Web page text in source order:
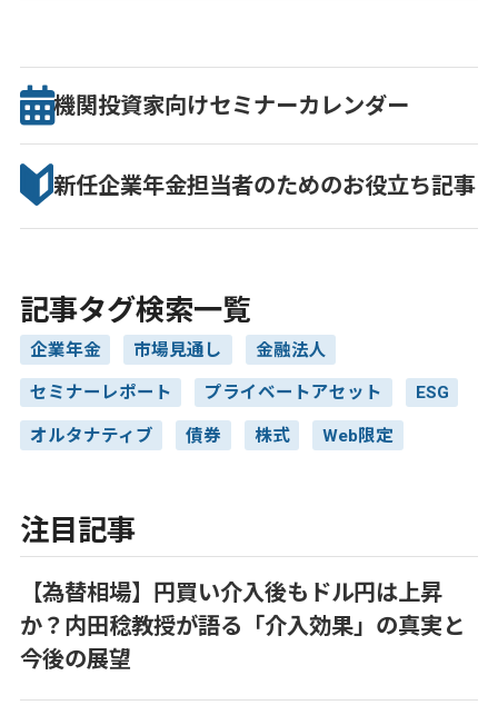
機関投資家向けセミナーカレンダー
新任企業年金担当者のためのお役立ち記事
記事タグ検索一覧
企業年金 市場見通し 金融法人
セミナーレポート プライベートアセット ESG
オルタナティブ 債券 株式 Web限定
注目記事
【為替相場】円買い介入後もドル円は上昇
か？内田稔教授が語る「介入効果」の真実と
今後の展望